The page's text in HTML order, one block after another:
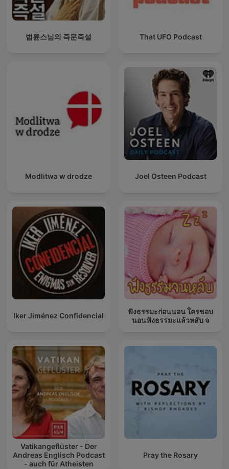
법륜스님의 즉문즉설 That UFO Podcast
Modlitwa w drodze Joel Osteen Podcast
Iker Jiménez Confidencial
ฟังธรรมะก่อนนอน ใครชอบ
นอนฟังธรรมะแล้วหลับ จ
Vatikangeflüster - Der
Andreas Englisch Podcast
- auch für Atheisten
Pray the Rosary